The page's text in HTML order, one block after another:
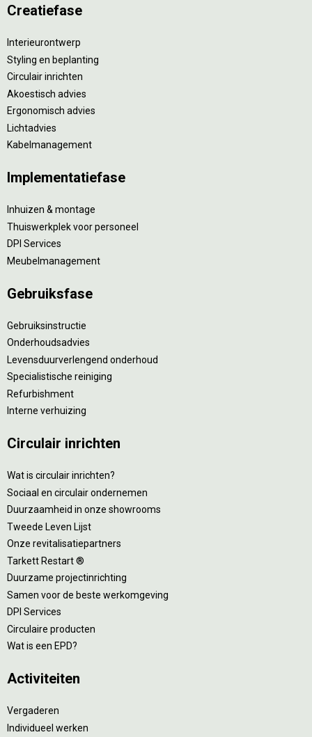
Creatiefase
Interieurontwerp
Styling en beplanting
Circulair inrichten
Akoestisch advies
Ergonomisch advies
Lichtadvies
Kabelmanagement
Implementatiefase
Inhuizen & montage
Thuiswerkplek voor personeel
DPI Services
Meubelmanagement
Gebruiksfase
Gebruiksinstructie
Onderhoudsadvies
Levensduurverlengend onderhoud
Specialistische reiniging
Refurbishment
Interne verhuizing
Circulair inrichten
Wat is circulair inrichten?
Sociaal en circulair ondernemen
Duurzaamheid in onze showrooms
Tweede Leven Lijst
Onze revitalisatiepartners
Tarkett Restart ®
Duurzame projectinrichting
Samen voor de beste werkomgeving
DPI Services
Circulaire producten
Wat is een EPD?
Activiteiten
Vergaderen
Individueel werken